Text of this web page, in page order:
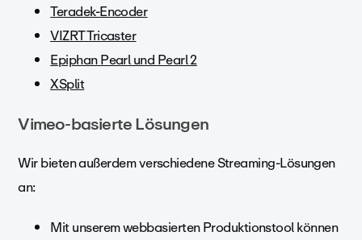
Teradek-Encoder
VIZRT Tricaster
Epiphan Pearl und Pearl 2
XSplit
Vimeo-basierte Lösungen
Wir bieten außerdem verschiedene Streaming-Lösungen
an:
Mit unserem webbasierten Produktionstool können